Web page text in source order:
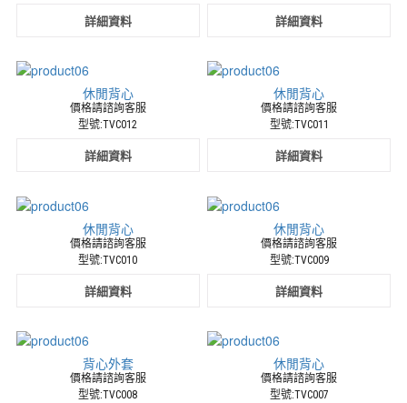
詳細資料 詳細資料
休閒背心
價格請諮詢客服
型號:TVC012
詳細資料
休閒背心
價格請諮詢客服
型號:TVC011
詳細資料
休閒背心
價格請諮詢客服
型號:TVC010
詳細資料
休閒背心
價格請諮詢客服
型號:TVC009
詳細資料
背心外套
價格請諮詢客服
型號:TVC008
休閒背心
價格請諮詢客服
型號:TVC007